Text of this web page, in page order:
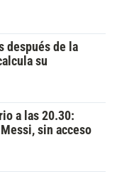
después de la
su
a las 20.30:
sin acceso